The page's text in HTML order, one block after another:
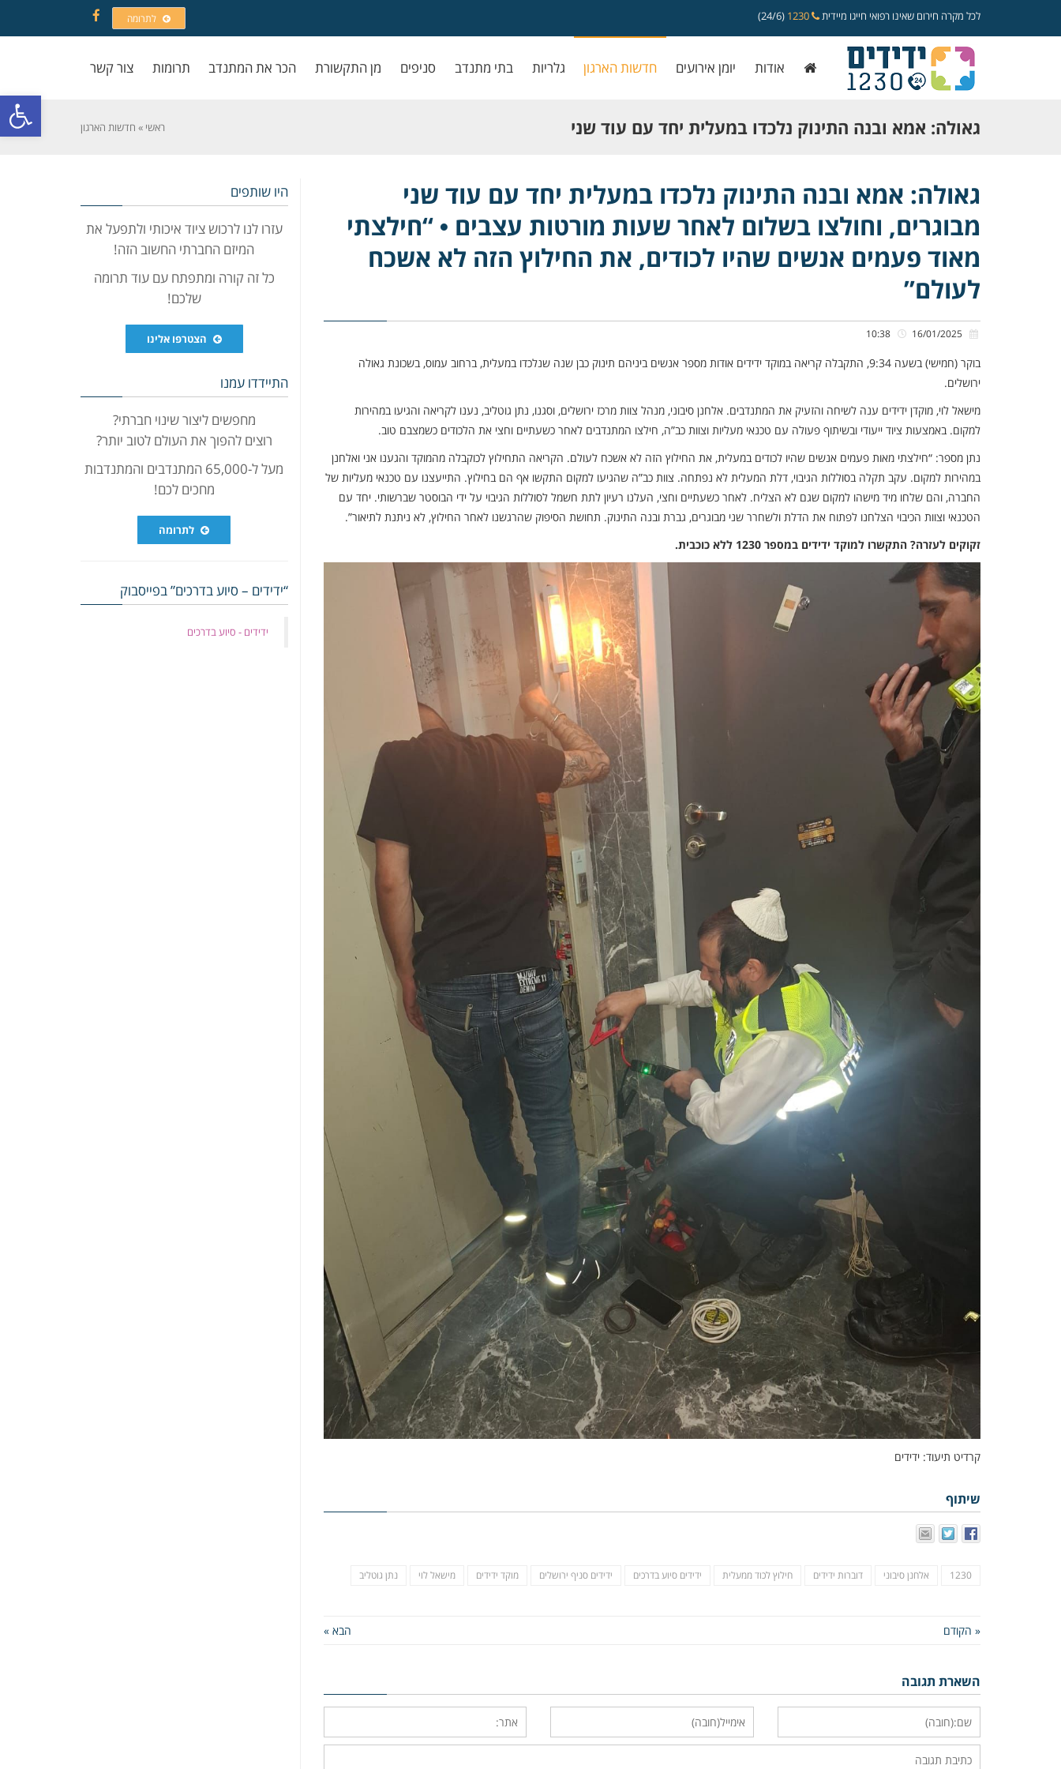
פתח
לכל מקרה חירום שאינו רפואי חייגו מיידית (24/6) לתרומה
Facebook
אודות יומן אירועים חדשות הארגון גלריות בתי מתנדב סניפים מן התקשורת הכר את המתנדב תרומות צור קשר
גאולה: אמא ובנה התינוק נלכדו במעלית יחד עם עוד שני
מבוגרים, וחולצו בשלום לאחר שעות מורטות עצבים •
“חילצתי מאוד פעמים אנשים שהיו לכודים, את החילוץ הזה
לא אשכח לעולם”
ראשי » חדשות הארגון
גאולה: אמא ובנה התינוק נלכדו במעלית יחד עם עוד שני
מבוגרים, וחולצו בשלום לאחר שעות מורטות עצבים • “חילצתי
מאוד פעמים אנשים שהיו לכודים, את החילוץ הזה לא אשכח
לעולם”
בוקר (חמישי) בשעה 9:34, התקבלה קריאה במוקד ידידים אודות מספר אנשים ביניהם תינוק כבן שנה שנלכדו במעלית, ברחוב עמוס, בשכונת גאולה
ירושלים.
מישאל לוי, מוקדן ידידים ענה לשיחה והזעיק את המתנדבים. אלחנן סיבוני, מנהל צוות מרכז ירושלים, וסגנו, נתן גוטליב, נענו לקריאה והגיעו במהירות
למקום. באמצעות ציוד ייעודי ובשיתוף פעולה עם טכנאי מעליות וצוות כב”ה, חילצו המתנדבים לאחר כשעתיים וחצי את הלכודים כשמצבם טוב.
נתן מספר: “חילצתי מאות פעמים אנשים שהיו לכודים במעלית, את החילוץ הזה לא אשכח לעולם. הקריאה התחילוץ לכוקבלה מהמוקד והגענו אני ואלחנן
במהירות למקום. עקב תקלה בסוללות הגיבוי, דלת המעלית לא נפתחה. צוות כב”ה שהגיעו למקום התקשו אף הם בחילוץ. התייעצנו עם טכנאי מעליות של
החברה, והם שלחו מיד מישהו למקום שגם לא הצליח. לאחר כשעתיים וחצי, העלנו רעיון לתת חשמל לסוללות הגיבוי על ידי הבוסטר שברשותי. יחד עם
הטכנאי וצוות הכיבוי הצלחנו לפתוח את הדלת ולשחרר שני מבוגרים, גברת ובנה התינוק. תחושת הסיפוק שהרגשנו לאחר החילוץ, לא ניתנת לתיאור”.
זקוקים לעזרה? התקשרו למוקד ידידים במספר 1230 ללא כוכבית.
קרדיט תיעוד: ידידים
שיתוף
1230 אלחנן סיבוני דוברות ידידים חילוץ לכוד ממעלית ידידים סיוע בדרכים ידידים סניף ירושלים מוקד ידידים מישאל לוי נתן גוטליב
« הקודם הבא »
השארת תגובה
היו שותפים
עזרו לנו לרכוש ציוד איכותי ולתפעל את
המיזם החברתי החשוב הזה!
כל זה קורה ומתפתח עם עוד תרומה
שלכם!
הצטרפו אלינו
התיידדו עמנו
מחפשים ליצור שינוי חברתי?
רוצים להפוך את העולם לטוב יותר?
מעל ל-65,000 המתנדבים והמתנדבות
מחכים לכם!
לתרומה
“ידידים – סיוע בדרכים” בפייסבוק
‏ידידים - סיוע בדרכים